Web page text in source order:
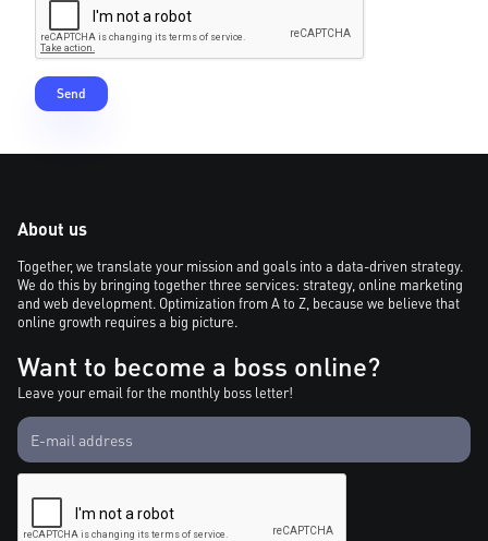
About us
Together, we translate your mission and goals into a data-driven strategy.
We do this by bringing together three services: strategy, online marketing
and web development. Optimization from A to Z, because we believe that
online growth requires a big picture.
Want to become a boss online?
Leave your email for the monthly boss letter!